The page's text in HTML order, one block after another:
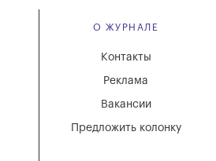
О ЖУРНАЛЕ
Вакансии
Реклама
Контакты
Предложить колонку